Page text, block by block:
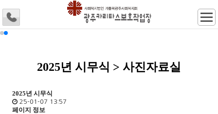
2025년 시무식 > 사진자료실
2025년 시무식
25-01-07 13:57
페이지 정보